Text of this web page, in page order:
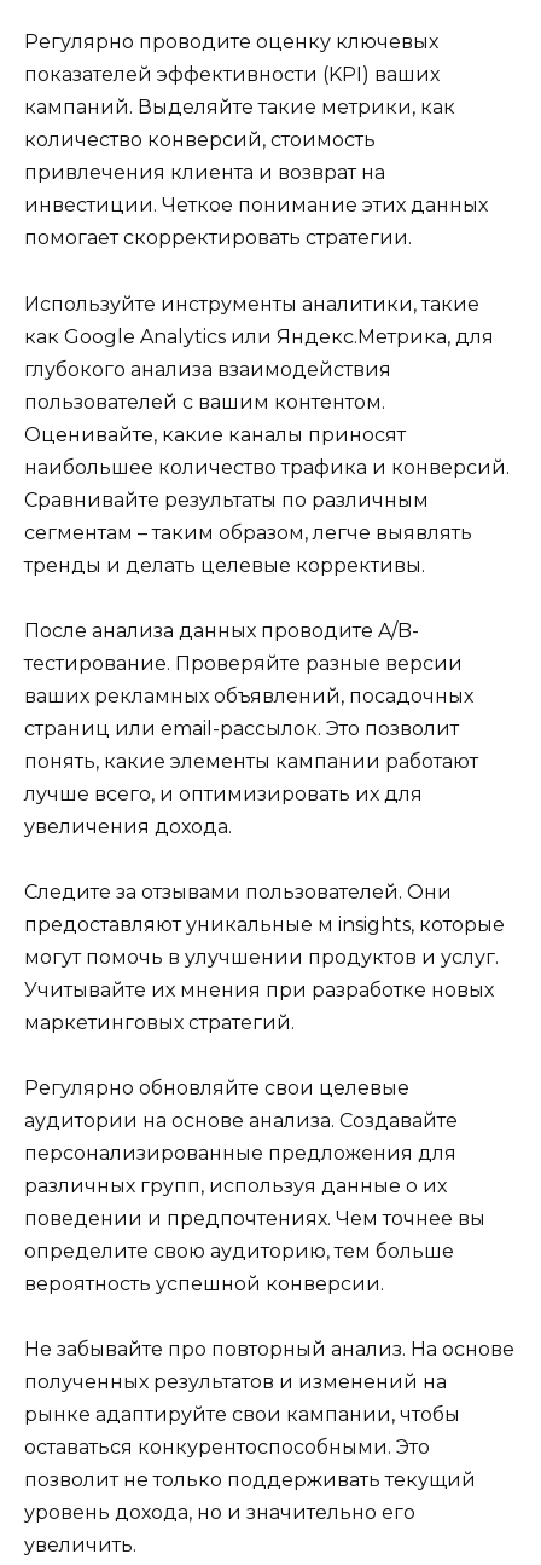
Регулярно проводите оценку ключевых
показателей эффективности (KPI) ваших
кампаний. Выделяйте такие метрики, как
количество конверсий, стоимость
привлечения клиента и возврат на
инвестиции. Четкое понимание этих данных
помогает скорректировать стратегии.
Используйте инструменты аналитики, такие
как Google Analytics или Яндекс.Метрика, для
глубокого анализа взаимодействия
пользователей с вашим контентом.
Оценивайте, какие каналы приносят
наибольшее количество трафика и конверсий.
Сравнивайте результаты по различным
сегментам – таким образом, легче выявлять
тренды и делать целевые коррективы.
После анализа данных проводите A/B-
тестирование. Проверяйте разные версии
ваших рекламных объявлений, посадочных
страниц или email-рассылок. Это позволит
понять, какие элементы кампании работают
лучше всего, и оптимизировать их для
увеличения дохода.
Следите за отзывами пользователей. Они
предоставляют уникальные м insights, которые
могут помочь в улучшении продуктов и услуг.
Учитывайте их мнения при разработке новых
маркетинговых стратегий.
Регулярно обновляйте свои целевые
аудитории на основе анализа. Создавайте
персонализированные предложения для
различных групп, используя данные о их
поведении и предпочтениях. Чем точнее вы
определите свою аудиторию, тем больше
вероятность успешной конверсии.
Не забывайте про повторный анализ. На основе
полученных результатов и изменений на
рынке адаптируйте свои кампании, чтобы
оставаться конкурентоспособными. Это
позволит не только поддерживать текущий
уровень дохода, но и значительно его
увеличить.